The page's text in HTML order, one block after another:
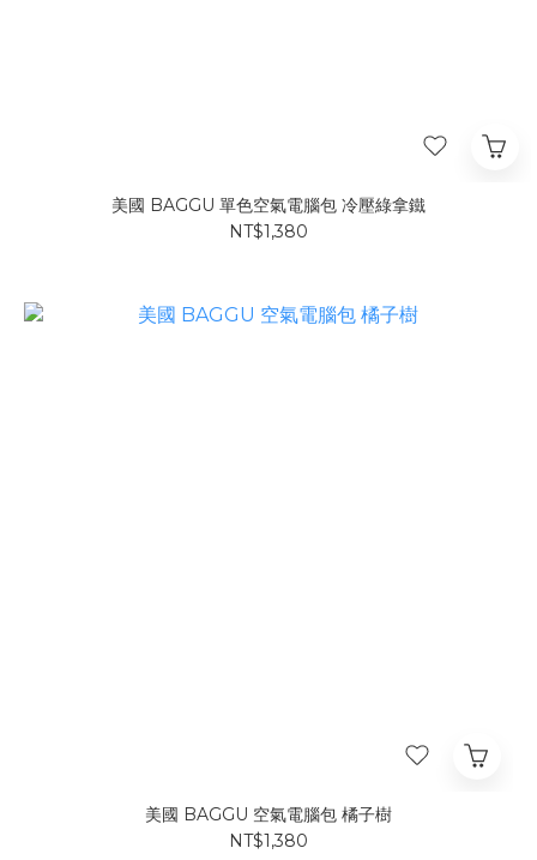
美國 BAGGU 單色空氣電腦包 冷壓綠拿鐵
NT$1,380
美國 BAGGU 空氣電腦包 橘子樹
NT$1,380